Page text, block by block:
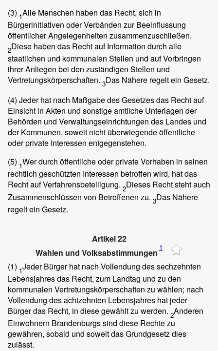
(3) 1Alle Menschen haben das Recht, sich in
Bürgerinitiativen oder Verbänden zur Beeinflussung
öffentlicher Angelegenheiten zusammenzuschließen.
2Diese haben das Recht auf Information durch alle
staatlichen und kommunalen Stellen und auf Vorbringen
ihrer Anliegen bei den zuständigen Stellen und
Vertretungskörperschaften. 3Das Nähere regelt ein Gesetz.
(4) Jeder hat nach Maßgabe des Gesetzes das Recht auf
Einsicht in Akten und sonstige amtliche Unterlagen der
Behörden und Verwaltungseinrichtungen des Landes und
der Kommunen, soweit nicht überwiegende öffentliche
oder private Interessen entgegenstehen.
(5) 1Wer durch öffentliche oder private Vorhaben in seinen
rechtlich geschützten Interessen betroffen wird, hat das
Recht auf Verfahrensbeteiligung. 2Dieses Recht steht auch
Zusammenschlüssen von Betroffenen zu. 3Das Nähere
regelt ein Gesetz.
Artikel 22
Wahlen und Volksabstimmungen 1
(1) 1Jeder Bürger hat nach Vollendung des sechzehnten
Lebensjahres das Recht, zum Landtag und zu den
kommunalen Vertretungskörperschaften zu wählen; nach
Vollendung des achtzehnten Lebensjahres hat jeder
Bürger das Recht, in diese gewählt zu werden. 2Anderen
Einwohnern Brandenburgs sind diese Rechte zu
gewähren, sobald und soweit das Grundgesetz dies
zulässt.